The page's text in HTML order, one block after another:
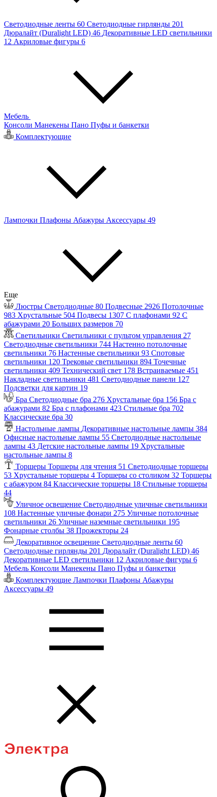
Светодиодные ленты 60 Светодиодные гирлянды 201
Дюралайт (Duralight LED) 46 Декоративные LED светильники
12 Акриловые фигуры 6
Мебель
Консоли Манекены Пано Пуфы и банкетки
Комплектующие
Лампочки Плафоны Абажуры Аксессуары 49
Еще
Люстры Светодиодные 80 Подвесные 2926 Потолочные
983 Хрустальные 504 Подвесы 1307 С плафонами 92 С
абажурами 20 Больших размеров 70
Светильники Светильники с пультом управления 27
Светодиодные светильники 744 Настенно потолочные
светильники 76 Настенные светильники 93 Спотовые
светильники 120 Трековые светильники 894 Точечные
светильники 409 Технический свет 178 Встраиваемые 451
Накладные светильники 481 Светодиодные панели 127
Подсветки для картин 19
Бра Светодиодные бра 276 Хрустальные бра 156 Бра с
абажурами 82 Бра с плафонами 423 Стильные бра 702
Классические бра 30
Настольные лампы Декоративные настольные лампы 384
Офисные настольные лампы 55 Светодиодные настольные
лампы 43 Детские настольные лампы 19 Хрустальные
настольные лампы 8
Торшеры Торшеры для чтения 51 Светодиодные торшеры
53 Хрустальные торшеры 4 Торшеры со столиком 32 Торшеры
с абажуром 84 Классические торшеры 18 Стильные торшеры
44
Уличное освещение Светодиодные уличные светильники
108 Настенные уличные фонари 275 Уличные потолочные
светильники 26 Уличные наземные светильники 195
Фонарные столбы 38 Прожекторы 24
Декоративное освещение Светодиодные ленты 60
Светодиодные гирлянды 201 Дюралайт (Duralight LED) 46
Декоративные LED светильники 12 Акриловые фигуры 6
Мебель Консоли Манекены Пано Пуфы и банкетки
Комплектующие Лампочки Плафоны Абажуры
Аксессуары 49